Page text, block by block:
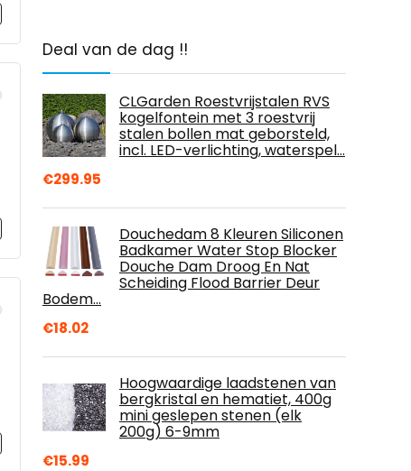
Deal van de dag !!
CLGarden Roestvrijstalen RVS
kogelfontein met 3 roestvrij
stalen bollen mat geborsteld,
incl. LED-verlichting, waterspel…
€299.95
Douchedam 8 Kleuren Siliconen
Badkamer Water Stop Blocker
Douche Dam Droog En Nat
Scheiding Flood Barrier Deur
Bodem…
€18.02
Hoogwaardige laadstenen van
bergkristal en hematiet, 400g
mini geslepen stenen (elk
200g) 6-9mm
€15.99